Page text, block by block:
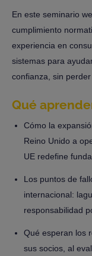
En este seminario
cumplimiento
experiencia en
sistemas para
confianza, sin perder
Qué
Cómo la
Reino Unido a
UE redefine
Los puntos de
internacional:
responsabilidad
Qué esperan los
sus socios, al